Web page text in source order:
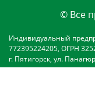
© Все
Индивидуальный
772395224205, ОГРН
г. Пятигорск, ул.